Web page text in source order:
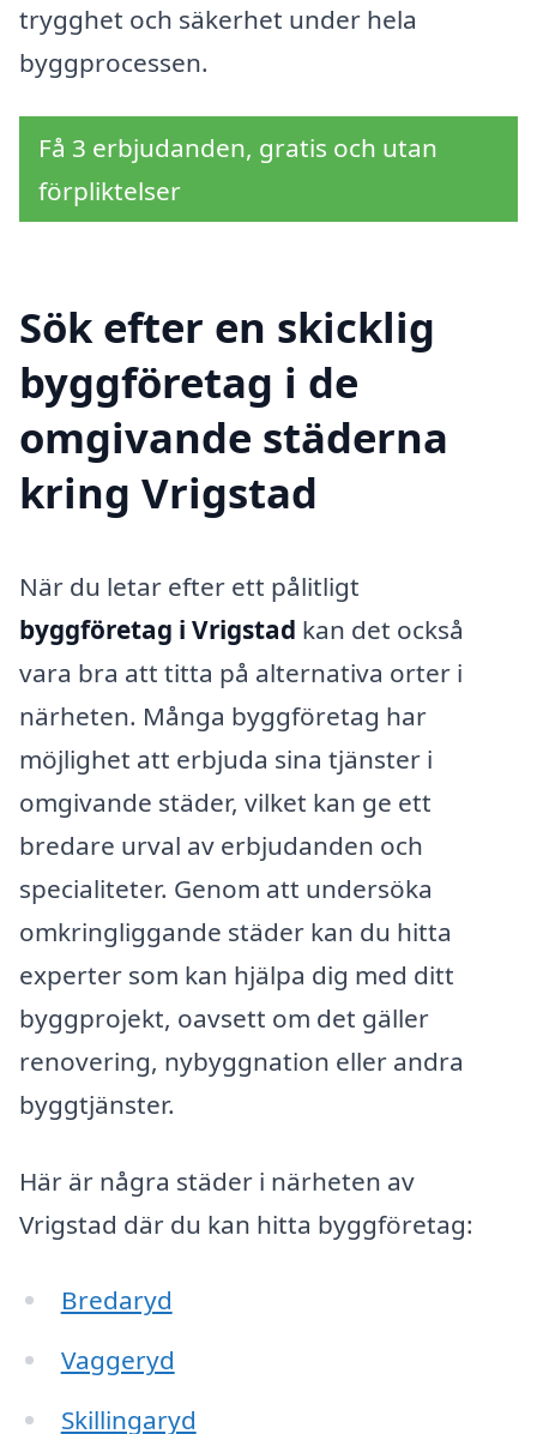
trygghet och säkerhet under hela
byggprocessen.
Få 3 erbjudanden, gratis och utan
förpliktelser
Sök efter en skicklig
byggföretag i de
omgivande städerna
kring Vrigstad
När du letar efter ett pålitligt
byggföretag i Vrigstad kan det också
vara bra att titta på alternativa orter i
närheten. Många byggföretag har
möjlighet att erbjuda sina tjänster i
omgivande städer, vilket kan ge ett
bredare urval av erbjudanden och
specialiteter. Genom att undersöka
omkringliggande städer kan du hitta
experter som kan hjälpa dig med ditt
byggprojekt, oavsett om det gäller
renovering, nybyggnation eller andra
byggtjänster.
Här är några städer i närheten av
Vrigstad där du kan hitta byggföretag:
Bredaryd
Vaggeryd
Skillingaryd